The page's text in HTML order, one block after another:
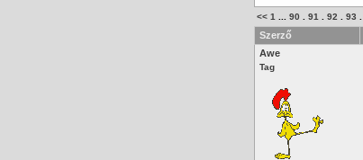
<< 1 90 91 92 93
Szerző
Awe
Tag